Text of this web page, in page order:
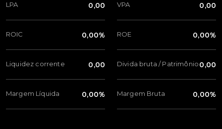
LPA 0,00
ROIC 0,00%
Liquidez corrente 0,00
Margem Líquida 0,00%
VPA 0,00
ROE 0,00%
Divida bruta / Patrimônio0,00
Margem Bruta 0,00%